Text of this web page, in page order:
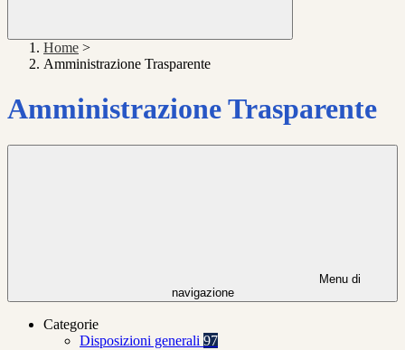
Home >
Amministrazione Trasparente
Amministrazione Trasparente
Menu di
navigazione
Categorie
Disposizioni generali 97